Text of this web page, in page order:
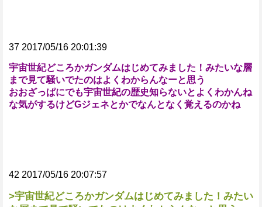
37 2017/05/16 20:01:39
宇宙世紀どころかガンダムはじめてみました！みたいな層
まで見て騒いでたのはよくわからんなーと思う
おおざっぱにでも宇宙世紀の歴史知らないとよくわかんね
な気がするけどGジェネとかでなんとなく覚えるのかね
42 2017/05/16 20:07:57
>宇宙世紀どころかガンダムはじめてみました！みたい